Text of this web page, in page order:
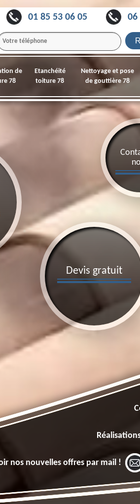
01 85 53 06 05 06
de
78
Etanchéité
toiture 78
Nettoyage et pose
de gouttière 78
Devis gratuit
nos nouvelles offres par mail !